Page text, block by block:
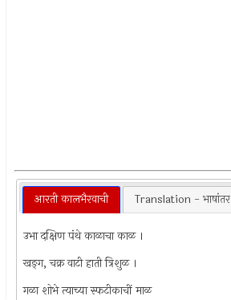
आरती कालभैरवाची Translation - भाषांतर
उभा दक्षिण पंथे काळाचा काळ ।
खङ्‌ग, चक्र वाटी हाती त्रिशुळ ।
गळा शोभे त्याच्या स्फटीकाचीं माळ